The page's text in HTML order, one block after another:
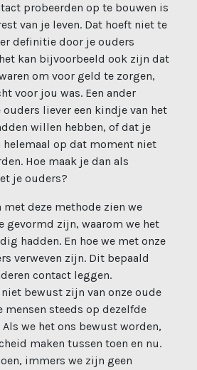
probeerden op te bouwen is
van je leven. Dat hoeft niet te
definitie door je ouders
kan bijvoorbeeld ook zijn dat
om voor geld te zorgen,
voor jou was. Een ander
liever een kindje van het
willen hebben, of dat je
op dat moment niet
Hoe maak je dan als
je ouders?
met deze methode zien we
gevormd zijn, waarom we het
hadden. En hoe we met onze
verweven zijn. Dit bepaald
contact leggen.
bewust zijn van onze oude
mensen steeds op dezelfde
we het ons bewust worden,
maken tussen toen en nu.
immers we zijn geen